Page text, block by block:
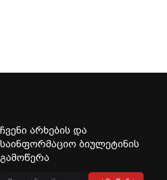
ჩვენი არხების და
საინფორმაციო ბიულეტინის
გამოწერა